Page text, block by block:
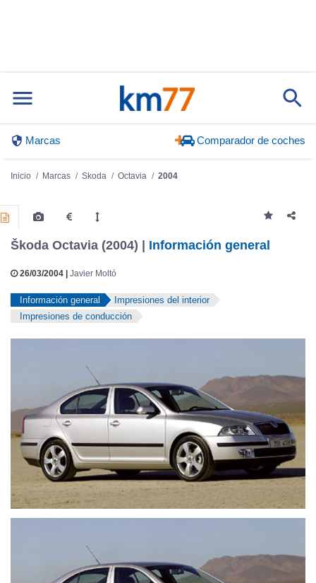
Marcas Comparador de coches
Inicio Marcas Skoda Octavia 2004
Škoda Octavia (2004) | Información general
26/03/2004 | Javier Moltó
Información general
Impresiones del interior
Impresiones de conducción